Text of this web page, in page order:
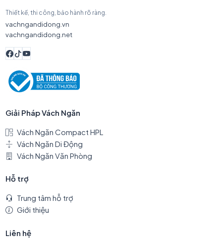
Thiết kế, thi công, bảo hành rõ ràng.
vachngandidong.vn
vachngandidong.net
Giải Pháp Vách Ngăn
Vách Ngăn Compact HPL
Vách Ngăn Di Động
Vách Ngăn Văn Phòng
Hỗ trợ
Trung tâm hỗ trợ
Giới thiệu
Liên hệ